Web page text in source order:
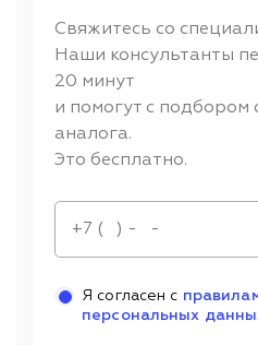
Свяжитесь со
Наши консультанты
20 минут
и помогут с подбором
аналога.
Это бесплатно.
Я согласен с
персональных